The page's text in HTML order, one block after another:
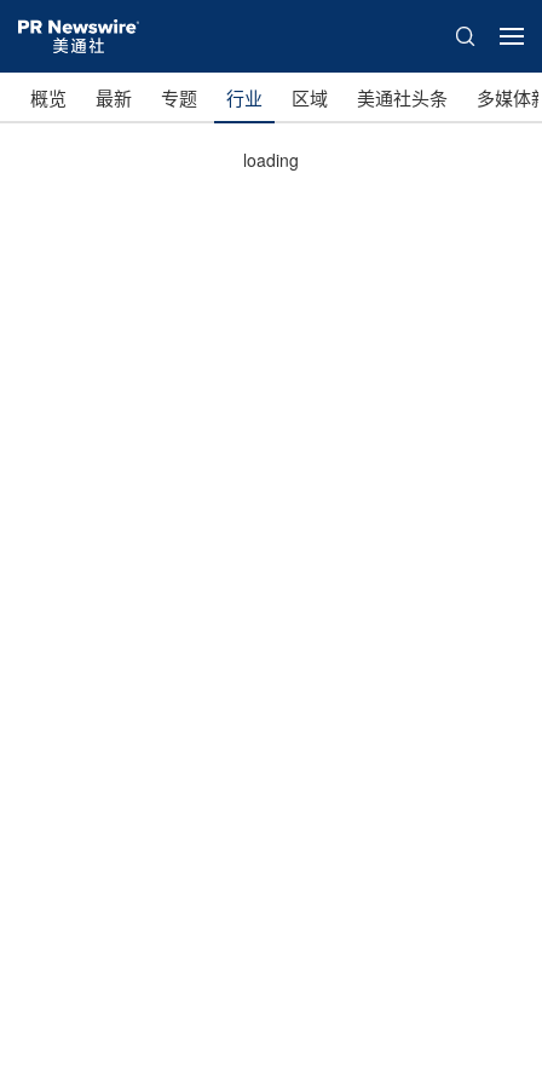
概览 最新 专题 行业 区域 美通社头条 多媒体
loading